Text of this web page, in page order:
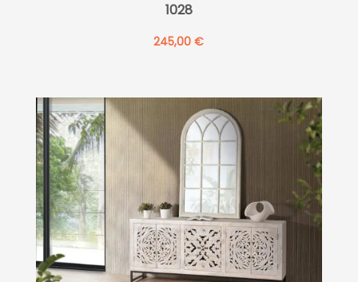
1028
245,00€